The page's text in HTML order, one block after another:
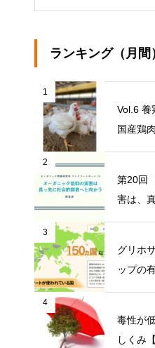
ランキング（月間
1
Vol.6 養
国産鶏
音 〇〇
2
第20回
害は、
かう』
3
グリホ
ップの
一覧
4
毒性が
しくみ